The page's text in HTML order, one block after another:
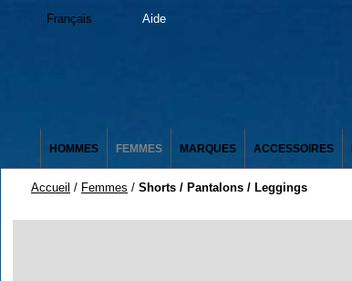
Français Aide
HOMMES FEMMES MARQUES ACCESSOIRES
Accueil / Femmes / Shorts / Pantalons / Leggings